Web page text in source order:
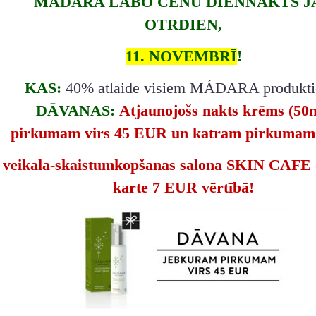
OTRDIEN,
11. NOVEMBRĪ!
KAS: 40% atlaide visiem MÁDARA
DĀVANAS: Atjaunojošs nakts krēms
pirkumam virs 45 EUR un katram
veikala-skaistumkopšanas salona SKIN CAFE
karte 7 EUR vērtībā!